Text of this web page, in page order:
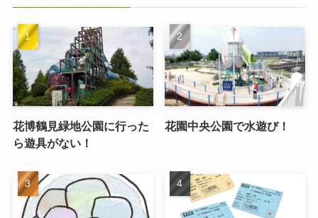
花博鶴見緑地公園に行った
ら遊具がない！
花園中央公園で水遊び！